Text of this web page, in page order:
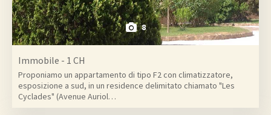
8
Immobile - 1 CH
Proponiamo un appartamento di tipo F2 con climatizzatore,
esposizione a sud, in un residence delimitato chiamato "Les
Cyclades" (Avenue Auriol…